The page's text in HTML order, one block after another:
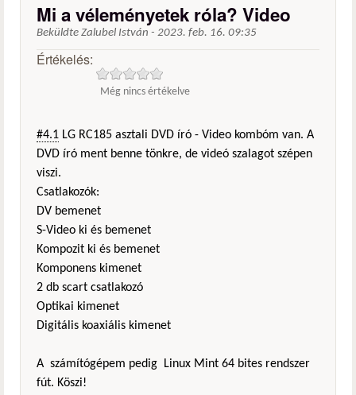
Mi a véleményetek róla? Video
Beküldte Zalubel István - 2023. feb. 16. 09:35
Értékelés:
Még nincs értékelve
#4.1 LG RC185 asztali DVD író - Video kombóm van. A
DVD író ment benne tönkre, de videó szalagot szépen
viszi.
Csatlakozók:
DV bemenet
S-Video ki és bemenet
Kompozit ki és bemenet
Komponens kimenet
2 db scart csatlakozó
Optikai kimenet
Digitális koaxiális kimenet
A számítógépem pedig Linux Mint 64 bites rendszer
fút. Köszi!